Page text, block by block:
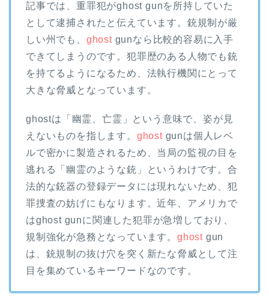
記事では、重罪犯がghost gunを所持していた
として逮捕されたと伝えています。銃規制が厳
しい州でも、 ghostgunなら比較的容易に入手
できてしまうのです。犯罪歴のある人物でも銃
を持てるようになるため、法執行機関にとって
大きな脅威となっています。
ghostは「幽霊、亡霊」という意味で、姿が見
えないものを指します。 ghostgunは個人レベ
ルで密かに製造されるため、当局の監視の目を
逃れる「幽霊のような銃」というわけです。合
法的な銃器の登録データには現れないため、犯
罪捜査の妨げにもなります。近年、アメリカで
はghost gunに関連した犯罪が急増しており、
規制強化が急務となっています。 ghost gun
は、銃規制の抜け穴を突く新たな脅威として注
目を集めているキーワードなのです。